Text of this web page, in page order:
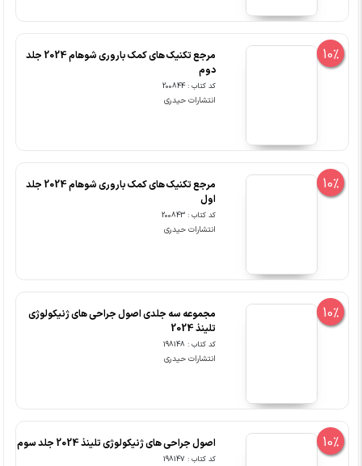
10%
مرجع تکنیک های کمک باروری شوهام 2024 جلد
دوم
کد کتاب : 200844
انتشارات حیدری
10%
مرجع تکنیک های کمک باروری شوهام 2024 جلد
اول
کد کتاب : 200843
انتشارات حیدری
10%
مجموعه سه جلدی اصول جراحی های ژنیکولوژی
تلینذ 2024
کد کتاب : 198148
انتشارات حیدری
10% اصول جراحی های ژنیکولوژی تلینذ 2024 جلد سوم
کد کتاب : 198147